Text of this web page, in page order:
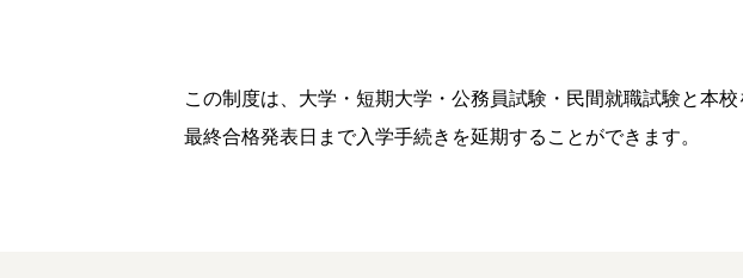
この制度は、大学・短期大学・公務員試験・民間就職試験と本校
最終合格発表日まで入学手続きを延期することができます。